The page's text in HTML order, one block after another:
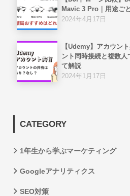
Mavic 3 Pro｜用途ご
2024年4月17日
【Udemy】アカウン
ント同時接続と複数
て解説
2024年1月17日
CATEGORY
1年生から学ぶマーケティング
Googleアナリティクス
SEO対策